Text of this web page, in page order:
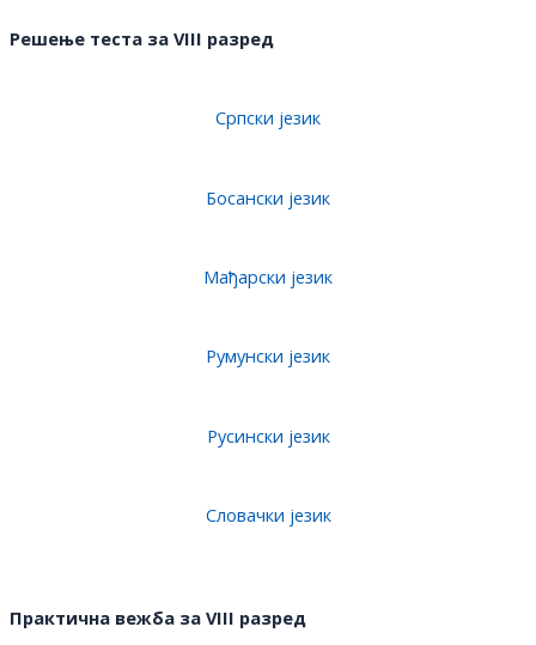
Решење теста за VIII разред
Српски језик
Босански језик
Мађарски језик
Румунски језик
Русински језик
Словачки језик
Практична вежба за VIII разред